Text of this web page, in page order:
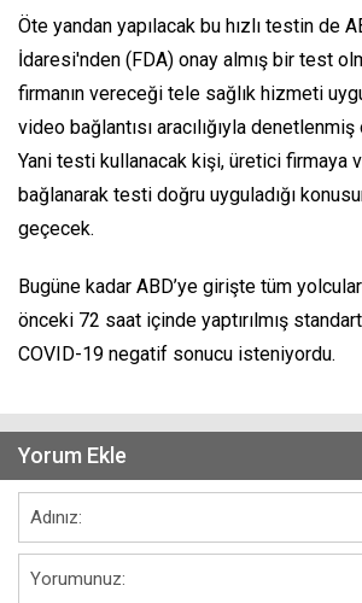
Öte yandan yapılacak bu hızlı testin de
İdaresi'nden (FDA) onay almış bir test
firmanın vereceği tele sağlık hizmeti
video bağlantısı aracılığıyla
Yani testi kullanacak kişi, üretici firmaya
bağlanarak testi doğru uyguladığı
geçecek.
Bugüne kadar ABD’ye girişte tüm
önceki 72 saat içinde yaptırılmış
COVID-19 negatif sonucu isteniyordu.
Yorum Ekle